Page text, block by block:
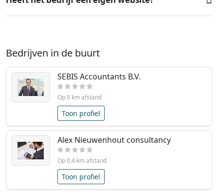
Bedrijven in de buurt
SEBIS Accountants B.V.
Op 0 km afstand
Toon profiel
Alex Nieuwenhout consultancy
Op 0.4 km afstand
Toon profiel